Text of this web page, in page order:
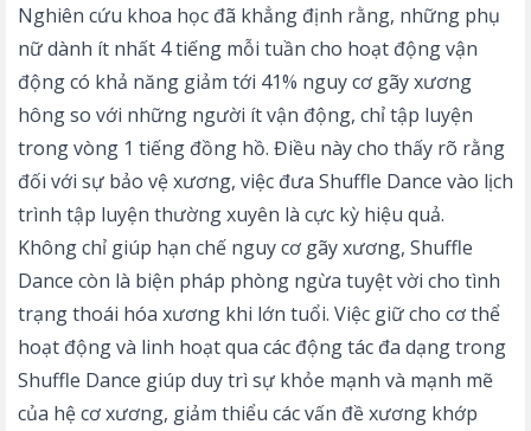
Nghiên cứu khoa học đã khẳng định rằng, những phụ
nữ dành ít nhất 4 tiếng mỗi tuần cho hoạt động vận
động có khả năng giảm tới 41% nguy cơ gãy xương
hông so với những người ít vận động, chỉ tập luyện
trong vòng 1 tiếng đồng hồ. Điều này cho thấy rõ rằng
đối với sự bảo vệ xương, việc đưa Shuffle Dance vào lịch
trình tập luyện thường xuyên là cực kỳ hiệu quả.
Không chỉ giúp hạn chế nguy cơ gãy xương, Shuffle
Dance còn là biện pháp phòng ngừa tuyệt vời cho tình
trạng thoái hóa xương khi lớn tuổi. Việc giữ cho cơ thể
hoạt động và linh hoạt qua các động tác đa dạng trong
Shuffle Dance giúp duy trì sự khỏe mạnh và mạnh mẽ
của hệ cơ xương, giảm thiểu các vấn đề xương khớp